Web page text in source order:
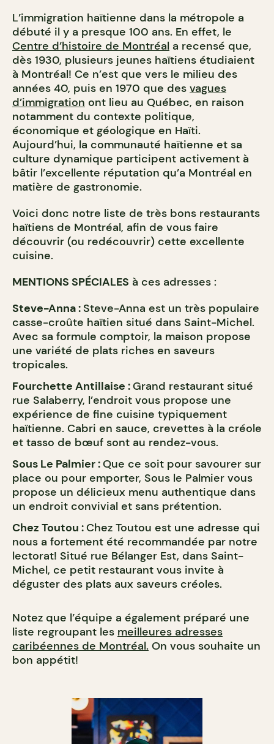
L’immigration haïtienne dans la métropole a
débuté il y a presque 100 ans. En effet, le
Centre d’histoire de Montréal a recensé que,
dès 1930, plusieurs jeunes haïtiens étudiaient
à Montréal! Ce n’est que vers le milieu des
années 40, puis en 1970 que des vagues
d’immigration ont lieu au Québec, en raison
notamment du contexte politique,
économique et géologique en Haïti.
Aujourd’hui, la communauté haïtienne et sa
culture dynamique participent activement à
bâtir l’excellente réputation qu’a Montréal en
matière de gastronomie.
Voici donc notre liste de très bons restaurants
haïtiens de Montréal, afin de vous faire
découvrir (ou redécouvrir) cette excellente
cuisine.
MENTIONS SPÉCIALES à ces adresses :
Steve-Anna :Steve-Anna est un très populaire
casse-croûte haïtien situé dans Saint-Michel.
Avec sa formule comptoir, la maison propose
une variété de plats riches en saveurs
tropicales.
Fourchette Antillaise :Grand restaurant situé
rue Salaberry, l’endroit vous propose une
expérience de fine cuisine typiquement
haïtienne. Cabri en sauce, crevettes à la créole
et tasso de bœuf sont au rendez-vous.
Sous Le Palmier :Que ce soit pour savourer sur
place ou pour emporter, Sous le Palmier vous
propose un délicieux menu authentique dans
un endroit convivial et sans prétention.
Chez Toutou :Chez Toutou est une adresse qui
nous a fortement été recommandée par notre
lectorat! Situé rue Bélanger Est, dans Saint-
Michel, ce petit restaurant vous invite à
déguster des plats aux saveurs créoles.
Notez que l’équipe a également préparé une
liste regroupant les meilleures adresses
caribéennes de Montréal. On vous souhaite un
bon appétit!